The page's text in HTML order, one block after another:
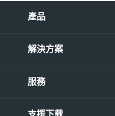
產品
解決方案
服務